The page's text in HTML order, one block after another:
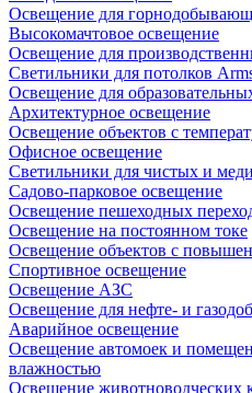
Освещение для
Высокомачтовое освещение
Освещение для
Светильники для потолков
Освещение для
Архитектурное освещение
Освещение объектов с
Офисное освещение
Светильники для чистых и
Садово-парковое освещение
Освещение пешеходных
Освещение на постоянном токе
Освещение объектов с
Спортивное освещение
Освещение АЗС
Освещение для нефте- и
Аварийное освещение
Освещение автомоек и
влажностью
Освещение животноводческих